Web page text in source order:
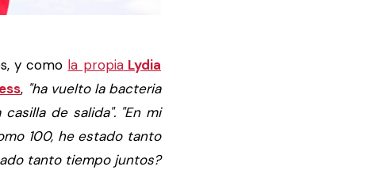
y como la propiaLydia
, "ha vuelto la bacteria
de salida". "En mi
100, he estado tanto
tanto tiempo juntos?